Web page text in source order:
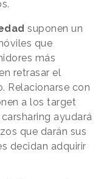
suponen un
que
más
retrasar el
Relacionarse con
a los target
ayudará
que darán sus
decidan adquirir